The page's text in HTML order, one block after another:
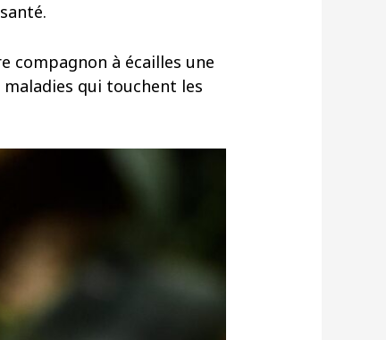
compagnon à écailles une
qui touchent les